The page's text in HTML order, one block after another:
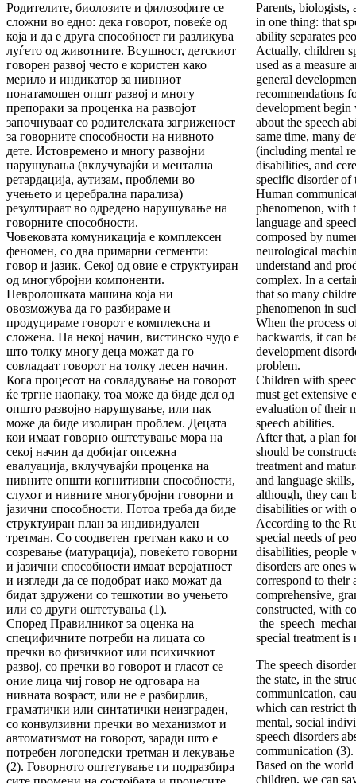
Родителите, биолозите и филозофите се
сложни во едно: дека говорот, повеќе од
која и да е друга способност ги разликува
луѓето од животните. Всушност, детскиот
говорен развој често е користен како
мерило и индикатор за нивниот
понатамошен општ развој и многу
препораки за проценка на развојот
започнуваат со родителската загриженост
за говорните способности на нивното
дете. Истовремено и многу развојни
нарушувања (вклучувајќи и ментална
ретардација, аутизам, проблеми во
учењето и церебрална парализа)
резултираат во одредено нарушување на
говорните способности.
Човековата комуникација е комплексен
феномен, со два примарни сегменти:
говор и јазик. Секој од овие е структуиран
од многубројни компоненти.
Невролошката машина која ни
овозможува да го разбираме и
продуцираме говорот е комплексна и
сложена. На некој начин, вистинско чудо е
што толку многу деца можат да го
совладаат говорот на толку лесен начин.
Кога процесот на совладување на говорот
ќе тргне наопаку, тоа може да биде дел од
општо развојно нарушување, или пак
може да биде изолиран проблем. Децата
кои имаат говорно оштетување мора на
секој начин да добијат опсежна
евалуација, вклучувајќи проценка на
нивните општи когнитивни способности,
слухот и нивните многубројни говорни и
јазични способности. Потоа треба да биде
структуиран план за индивидуален
третман. Со соодветен третман како и со
созревање (матурација), повеќето говорни
и јазични способности имаат веројатност
и изгледи да се подобрат иако можат да
бидат здружени со тешкотии во учењето
или со други оштетувања (1).
Според Правилникот за оценка на
специфичните потреби на лицата со
пречки во физичкиот или психичкиот
развој, со пречки во говорот и гласот се
оние лица чиј говор не одговара на
нивната возраст, или не е разбирлив,
граматички или синтатички неизграден,
со конвулзивни пречки во механизмот и
автоматизмот на говорот, заради што е
потребен логопедски третман и лекување
(2). Говорното оштетување ги подразбира
Parents, biologists,
in one thing: that
ability separates
Actually, children
used as a measure
general
recommendations
development begin
about the speech
same time, many
(including mental
disabilities, and
specific disorder of
Human
phenomenon, with
language and
composed by
neurological
understand and
complex. In a
that so many
phenomenon in
When the process
backwards, it can
development
problem.
Children with
must get extensive
evaluation of their
speech abilities.
After that, a plan
should be
treatment and
and language
although, they can
disabilities or with
According to the
special needs of
disabilities, people
disorders are ones
correspond to their
comprehensive,
constructed, with
the speech
special treatment is
The speech
the state, in the
communication,
which can restrict
mental, social
speech disorders
communication (3).
Based on the
children, we can